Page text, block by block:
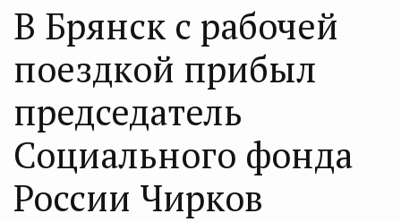
В Брянск с рабочей
поездкой прибыл
председатель
Социального фонда
России Чирков